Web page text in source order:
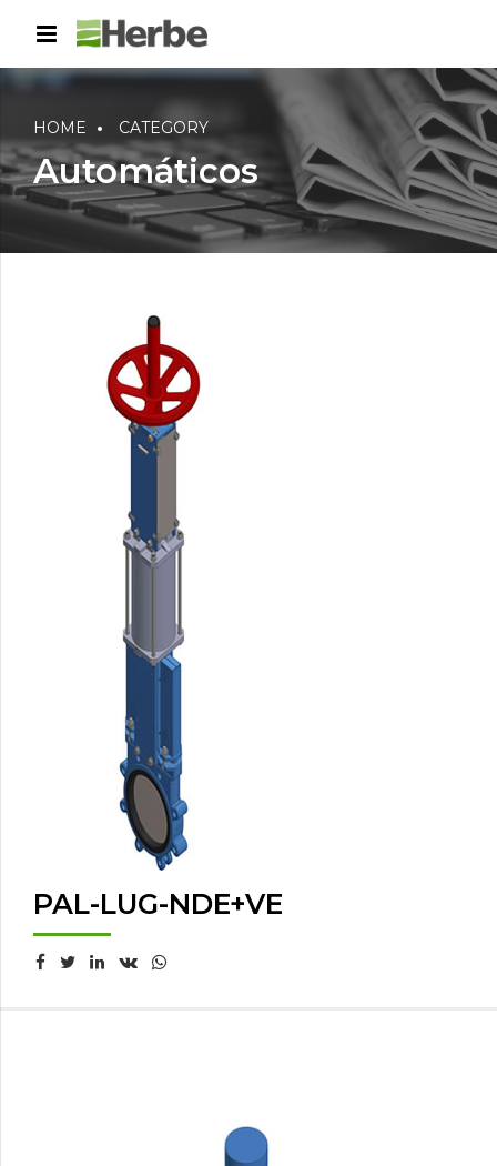
HOME CATEGORY
Automáticos
PAL-LUG-NDE+VE